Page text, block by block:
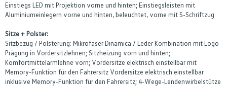
Einstiegs LED mit Projektion vorne und hinten; Einstiegsleisten mit
Aluminiumeinlegern vorne und hinten, beleuchtet, vorne mit S-Schriftzug
Sitze + Polster:
Sitzbezug / Polsterung: Mikrofaser Dinamica / Leder Kombination mit Logo-
Prägung in Vordersitzlehnen; Sitzheizung vorn und hinten;
Komfortmittelarmlehne vorn; Vordersitze elektrisch einstellbar mit
Memory-Funktion für den Fahrersitz Vordersitze elektrisch einstellbar
inklusive Memory-Funktion für den Fahrersitz; 4-Wege-Lendenwirbelstütze